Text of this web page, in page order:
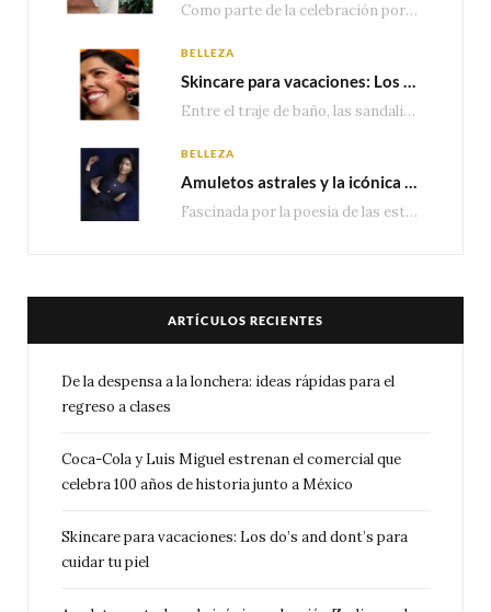
Como parte de la celebración por sus primeros 100 años enMéxico, Coca-Cola presenta hoy el…
BELLEZA
Skincare para vacaciones: Los do’s and dont’s para cuidar tu piel
Entre el traje de baño, las sandalias, los lentes de sol y los looks que…
BELLEZA
Amuletos astrales y la icónica colección Zodiaque de Van Cleef & Arpels
Fascinada por la poesía de las estrellas, la Maison Van Cleef & Arpels celebra la llegada de las…
ARTÍCULOS RECIENTES
De la despensa a la lonchera: ideas rápidas para el
regreso a clases
Coca-Cola y Luis Miguel estrenan el comercial que
celebra 100 años de historia junto a México
Skincare para vacaciones: Los do’s and dont’s para
cuidar tu piel